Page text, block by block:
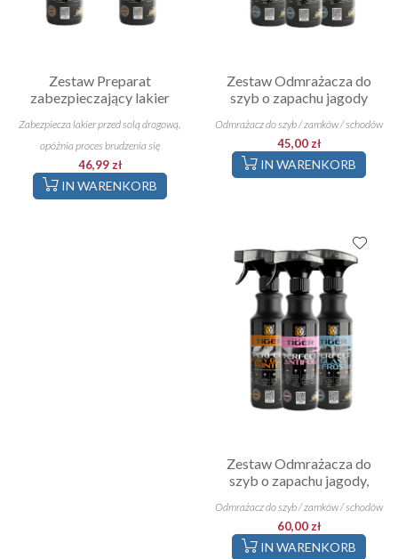
Zestaw Preparat
zabezpieczający lakier
Zabezpiecza lakier przed solą drogową,
opóźnia proces brudzenia się
46,99 zł
IN WARENKORB
Zestaw Odmrażacza do
szyb o zapachu jagody
Odmrażacz do szyb / zamków / schodów
45,00 zł
IN WARENKORB
Zestaw Odmrażacza do
szyb o zapachu jagody,
Odmrażacz do szyb / zamków / schodów
60,00 zł
IN WARENKORB